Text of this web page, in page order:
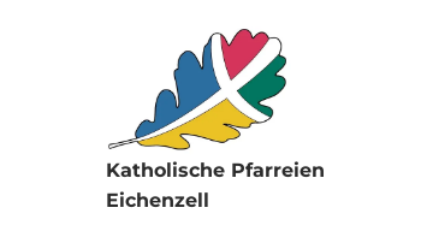
Katholische Pfarreien
Eichenzell